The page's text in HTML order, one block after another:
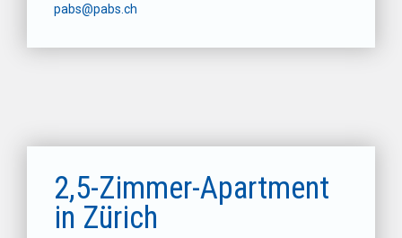
pabs@pabs.ch
2,5-Zimmer-Apartment
in Zürich